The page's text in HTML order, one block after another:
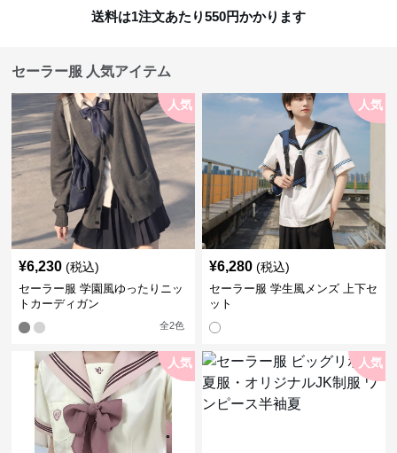
送料は1注文あたり550円かかります
セーラー服 人気アイテム
人気
¥6,230 (税込)
セーラー服 学園風ゆったりニッ
トカーディガン
全2色
人気
¥6,280 (税込)
セーラー服 学生風メンズ 上下セ
ット
人気 人気